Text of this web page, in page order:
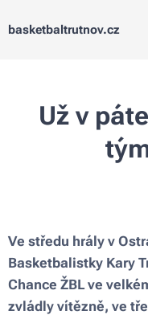
basketbaltrutnov.cz
Už v
Ve středu hrály v
Basketbalistky Kary
Chance ŽBL ve
zvládly vítězně, ve